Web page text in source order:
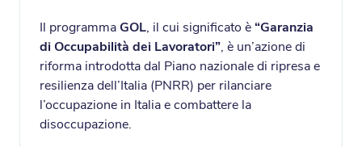
Il programmaGOL, il cui significato è“Garanzia
di Occupabilità dei Lavoratori”, è un’azione di
riforma introdotta dal Piano nazionale di ripresa e
resilienza dell’Italia (PNRR) per rilanciare
l’occupazione in Italia e combattere la
disoccupazione.